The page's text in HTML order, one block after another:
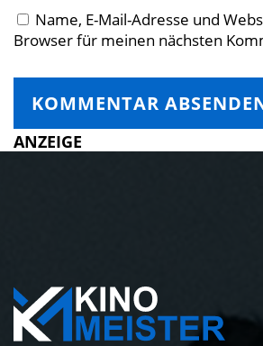
Name, E-Mail-Adresse und
Browser für meinen nächsten
ANZEIGE